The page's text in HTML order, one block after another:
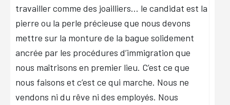
travailler comme des joailliers… le candidat est la
pierre ou la perle précieuse que nous devons
mettre sur la monture de la bague solidement
ancrée par les procédures d’immigration que
nous maîtrisons en premier lieu. C’est ce que
nous faisons et c’est ce qui marche. Nous ne
vendons ni du rêve ni des employés. Nous